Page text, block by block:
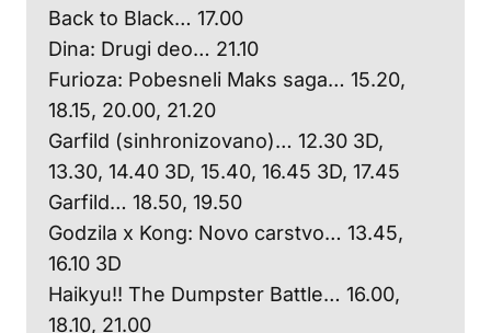
Back to Black… 17.00
Dina: Drugi deo… 21.10
Furioza: Pobesneli Maks saga… 15.20,
18.15, 20.00, 21.20
Garfild (sinhronizovano)… 12.30 3D,
13.30, 14.40 3D, 15.40, 16.45 3D, 17.45
Garfild… 18.50, 19.50
Godzila x Kong: Novo carstvo… 13.45,
16.10 3D
Haikyu!! The Dumpster Battle… 16.00,
18.10, 21.00